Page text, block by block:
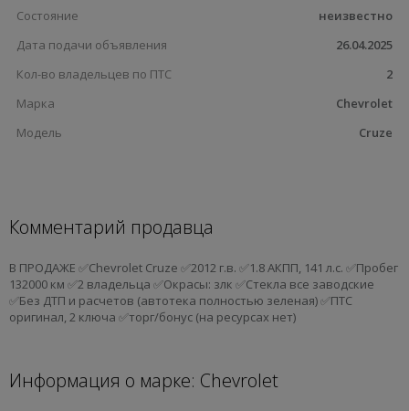
Состояние
неизвестно
Дата подачи объявления
26.04.2025
Кол-во владельцев по ПТС
2
Марка
Chevrolet
Модель
Cruze
Комментарий продавца
В ПРОДАЖЕ ✅Chevrolet Cruze ✅2012 г.в. ✅1.8 АКПП, 141 л.с. ✅Пробег
132000 км ✅2 владельца ✅Окрасы: злк ✅Стекла все заводские
✅Без ДТП и расчетов (автотека полностью зеленая) ✅ПТС
оригинал, 2 ключа ✅торг/бонус (на ресурсах нет)
Информация о марке: Chevrolet